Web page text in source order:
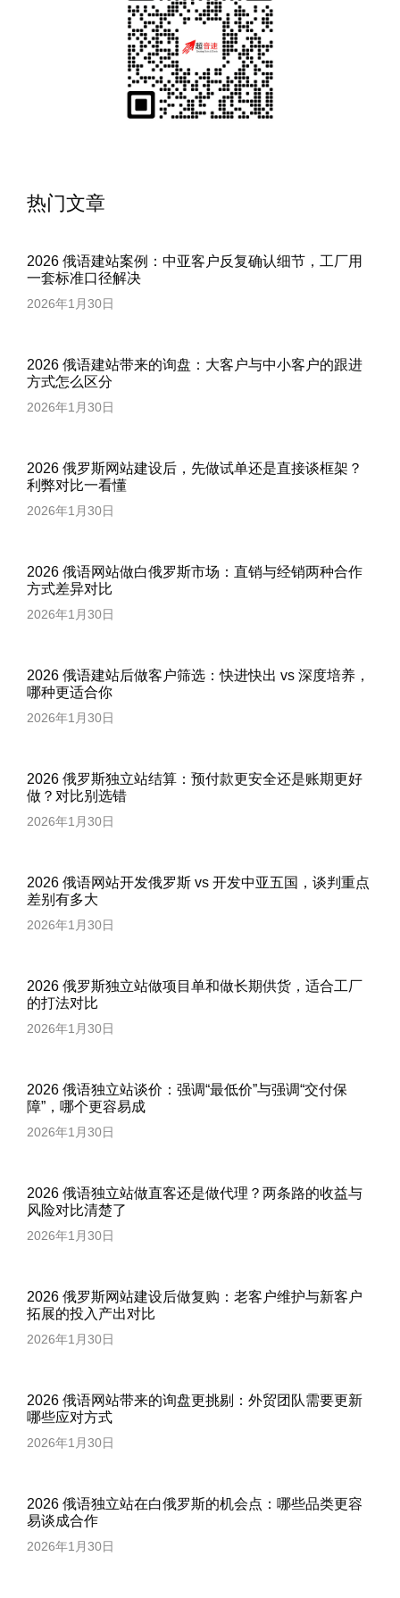
热门文章
2026 俄语建站案例：中亚客户反复确认细节，工厂用
一套标准口径解决
2026年1月30日
2026 俄语建站带来的询盘：大客户与中小客户的跟进
方式怎么区分
2026年1月30日
2026 俄罗斯网站建设后，先做试单还是直接谈框架？
利弊对比一看懂
2026年1月30日
2026 俄语网站做白俄罗斯市场：直销与经销两种合作
方式差异对比
2026年1月30日
2026 俄语建站后做客户筛选：快进快出 vs 深度培养，
哪种更适合你
2026年1月30日
2026 俄罗斯独立站结算：预付款更安全还是账期更好
做？对比别选错
2026年1月30日
2026 俄语网站开发俄罗斯 vs 开发中亚五国，谈判重点
差别有多大
2026年1月30日
2026 俄罗斯独立站做项目单和做长期供货，适合工厂
的打法对比
2026年1月30日
2026 俄语独立站谈价：强调“最低价”与强调“交付保
障”，哪个更容易成
2026年1月30日
2026 俄语独立站做直客还是做代理？两条路的收益与
风险对比清楚了
2026年1月30日
2026 俄罗斯网站建设后做复购：老客户维护与新客户
拓展的投入产出对比
2026年1月30日
2026 俄语网站带来的询盘更挑剔：外贸团队需要更新
哪些应对方式
2026年1月30日
2026 俄语独立站在白俄罗斯的机会点：哪些品类更容
易谈成合作
2026年1月30日